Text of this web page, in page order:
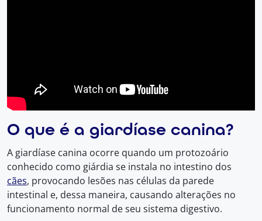
O que é a giardíase canina?
A giardíase canina ocorre quando um protozoário
conhecido como giárdia se instala no intestino dos
cães, provocando lesões nas células da parede
intestinal e, dessa maneira, causando alterações no
funcionamento normal de seu sistema digestivo.